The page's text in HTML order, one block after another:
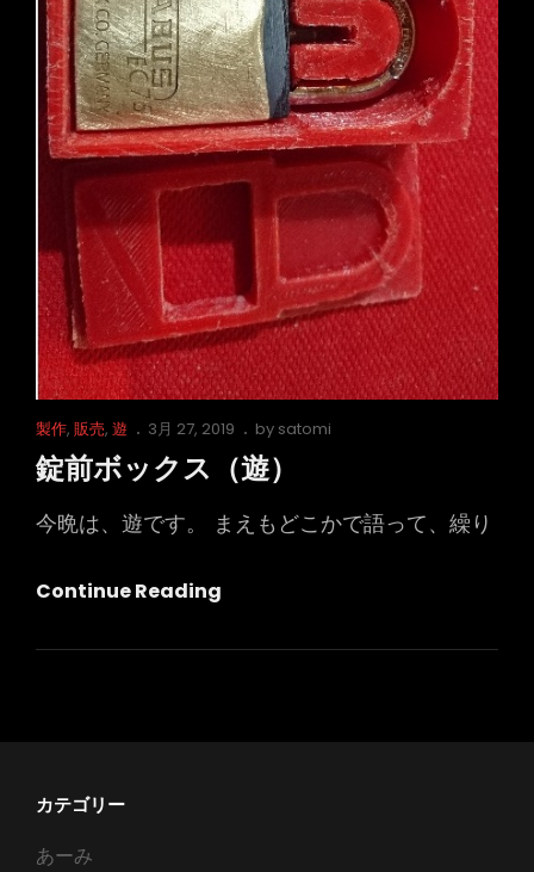
Cat
Links
製作, 販売, 遊
Posted
on
3月 27, 2019 by satomi
錠前ボックス（遊）
今晩は、遊です。 まえもどこかで語って、繰り
Continue Reading
ボ
カテゴリー
あーみ